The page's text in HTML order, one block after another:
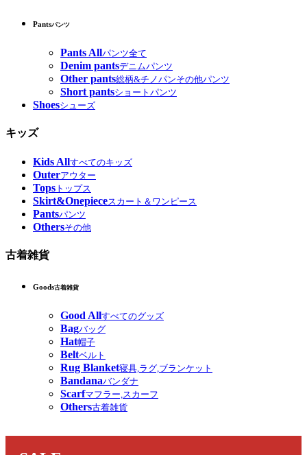
Pantsパンツ
Pants Allパンツ全て
Denim pantsデニムパンツ
Other pants総柄&チノパンその他パンツ
Short pantsショートパンツ
Shoesシューズ
キッズ
Kids Allすべてのキッズ
Outerアウター
Tops トップス
Skirt&Onepieceスカート＆ワンピース
Pantsパンツ
Othersその他
古着雑貨
Goods古着雑貨
Good Allすべてのグッズ
Bagバッグ
Hat帽子
Beltベルト
Rug Blanket寝具,ラグ,ブランケット
Bandanaバンダナ
Scarfマフラー,スカーフ
Others古着雑貨